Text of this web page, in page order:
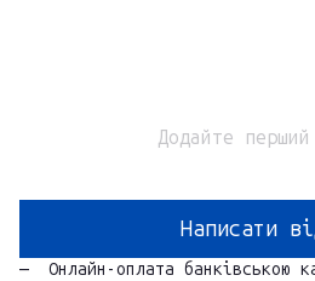
Додайте
Написати
Онлайн-оплата банківською